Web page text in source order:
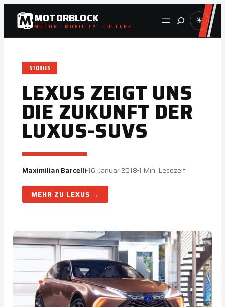
Zum
Inhalt
springen
MOTORBLOCK
MOTOR · MOBILITY · CULTURE Suche ☀
STORIES
LEXUS ZEIGT UNS
DIE ZUKUNFT DER
LUXUS-SUVS
Maximilian Barcelli 16. Januar 2018 1 Min. Lesezeit
LEXUS